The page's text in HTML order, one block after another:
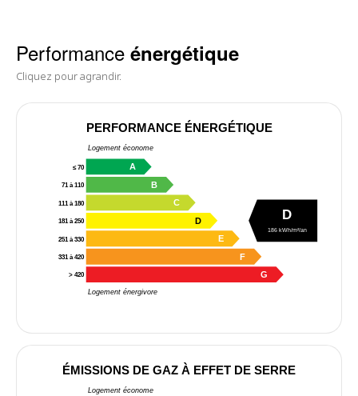
Performance énergétique
Cliquez pour agrandir.
PERFORMANCE ÉNERGÉTIQUE
Logement économe
Logement énergivore
≤ 70 A
71 à 110 B
111 à 180 C
181 à 250 D
251 à 330 E
331 à 420 F
> 420 G
D
186 kWh/m²/an
ÉMISSIONS DE GAZ À EFFET DE SERRE
Logement économe